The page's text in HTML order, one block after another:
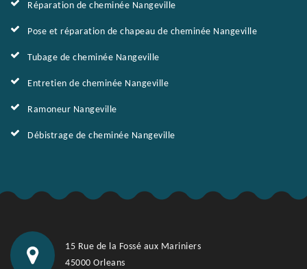
Réparation de cheminée Nangeville
Pose et réparation de chapeau de cheminée Nangeville
Tubage de cheminée Nangeville
Entretien de cheminée Nangeville
Ramoneur Nangeville
Débistrage de cheminée Nangeville
15 Rue de la Fossé aux Mariniers
45000 Orleans